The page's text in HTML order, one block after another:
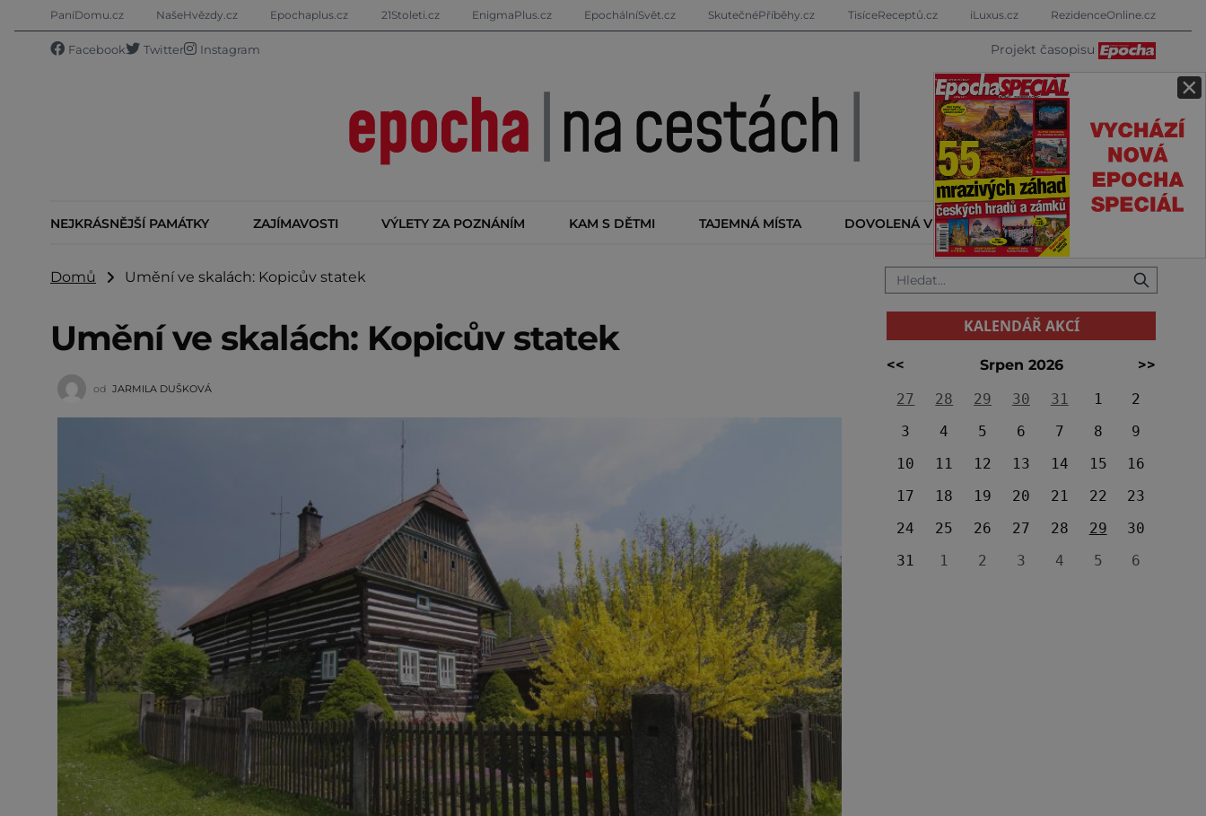
×
PaníDomu.cz NašeHvězdy.cz Epochaplus.cz 21Stoleti.cz EnigmaPlus.cz EpochálníSvět.cz SkutečnéPříběhy.cz TisíceReceptů.cz iLuxus.cz RezidenceOnline.cz
Facebook Twitter Instagram Projekt časopisu
NEJKRÁSNĚJŠÍ PAMÁTKY ZAJÍMAVOSTI VÝLETY ZA POZNÁNÍM KAM S DĚTMI TAJEMNÁ MÍSTA DOVOLENÁ V ZAHRANIČÍ KALENDÁŘ AKCÍ
Domů Umění ve skalách: Kopicův statek
Umění ve skalách: Kopicův statek
od JARMILA DUŠKOVÁ
KALENDÁŘ AKCÍ
<< Srpen 2026
>>
27
28 29 30 31 1
2
3
4 5 6 7 8
9
10
11 12 13 14 15
16
17
18 19 20 21 22
23
24
25 26 27 28 29
30
31
1 2 3 4 5 6